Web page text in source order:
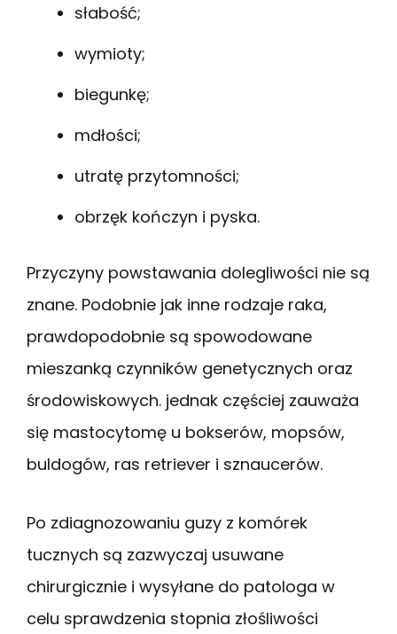
słabość;
wymioty;
biegunkę;
mdłości;
utratę przytomności;
obrzęk kończyn i pyska.
Przyczyny powstawania dolegliwości nie są
znane. Podobnie jak inne rodzaje raka,
prawdopodobnie są spowodowane
mieszanką czynników genetycznych oraz
środowiskowych. jednak częściej zauważa
się mastocytomę u bokserów, mopsów,
buldogów, ras retriever i sznaucerów.
Po zdiagnozowaniu guzy z komórek
tucznych są zazwyczaj usuwane
chirurgicznie i wysyłane do patologa w
celu sprawdzenia stopnia złośliwości